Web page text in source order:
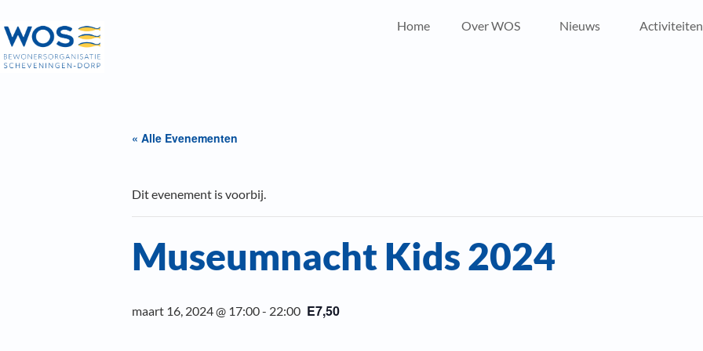
Home Over WOS Nieuws Activiteiten
« Alle Evenementen
Dit evenement is voorbij.
Museumnacht Kids 2024
maart 16, 2024 @ 17:00- 22:00 E7,50